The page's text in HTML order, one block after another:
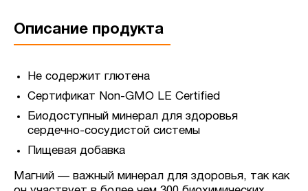
Описание продукта
Не содержит глютена
Сертификат Non-GMO LE Certified
Биодоступный минерал для здоровья
сердечно-сосудистой системы
Пищевая добавка
Магний — важный минерал для здоровья, так как